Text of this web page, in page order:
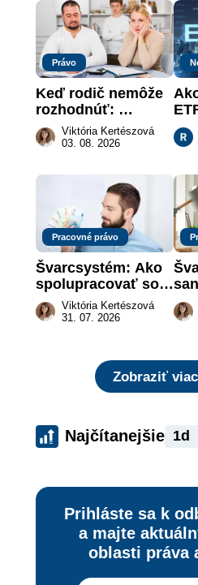
Právo
Keď rodič nemôže
rozhodnúť:
nahradenie prejavu
vôle súdom v
Viktória Kertészová
03. 08. 2026
Pracovné právo
Švarcsystém: Ako
spolupracovať so
živnostníkom
legálne a bez
Viktória Kertészová
31. 07. 2026
a
Zobraziť
Najčítanejšie 1d
Prihláste sa k
a majte
oblasti práva